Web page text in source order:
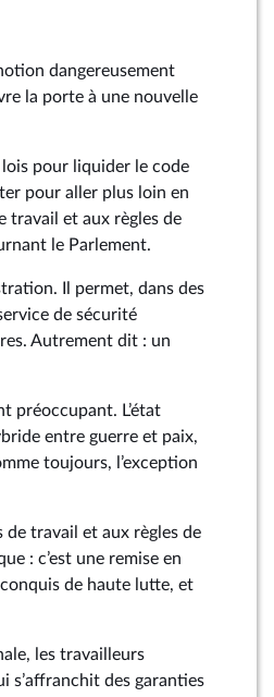
dangereusement
la porte à une nouvelle
pour liquider le code
pour aller plus loin en
travail et aux règles de
le Parlement.
Il permet, dans des
de sécurité
Autrement dit : un
préoccupant. L’état
entre guerre et paix,
toujours, l’exception
de travail et aux règles de
: c’est une remise en
de haute lutte, et
les travailleurs
s’affranchit des garanties